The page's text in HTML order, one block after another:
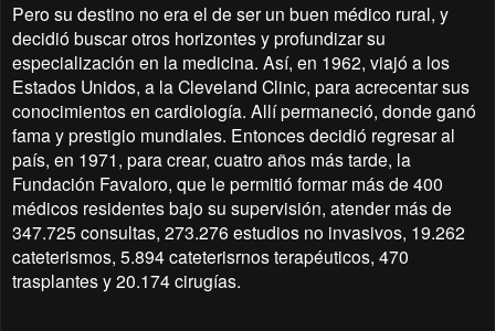
Pero su destino no era el de ser un buen médico rural, y
decidió buscar otros horizontes y profundizar su
especialización en la medicina. Así, en 1962, viajó a los
Estados Unidos, a la Cleveland Clinic, para acrecentar sus
conocimientos en cardiología. Allí permaneció, donde ganó
fama y prestigio mundiales. Entonces decidió regresar al
país, en 1971, para crear, cuatro años más tarde, la
Fundación Favaloro, que le permitió formar más de 400
médicos residentes bajo su supervisión, atender más de
347.725 consultas, 273.276 estudios no invasivos, 19.262
cateterismos, 5.894 cateterisrnos terapéuticos, 470
trasplantes y 20.174 cirugías.